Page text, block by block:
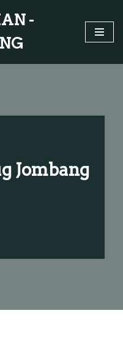
-
Jombang